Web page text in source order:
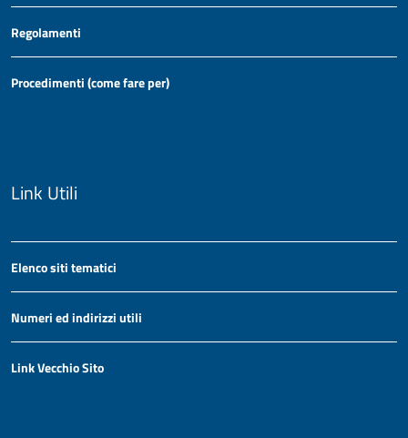
Regolamenti
Procedimenti (come fare per)
Link Utili
Elenco siti tematici
Numeri ed indirizzi utili
Link Vecchio Sito